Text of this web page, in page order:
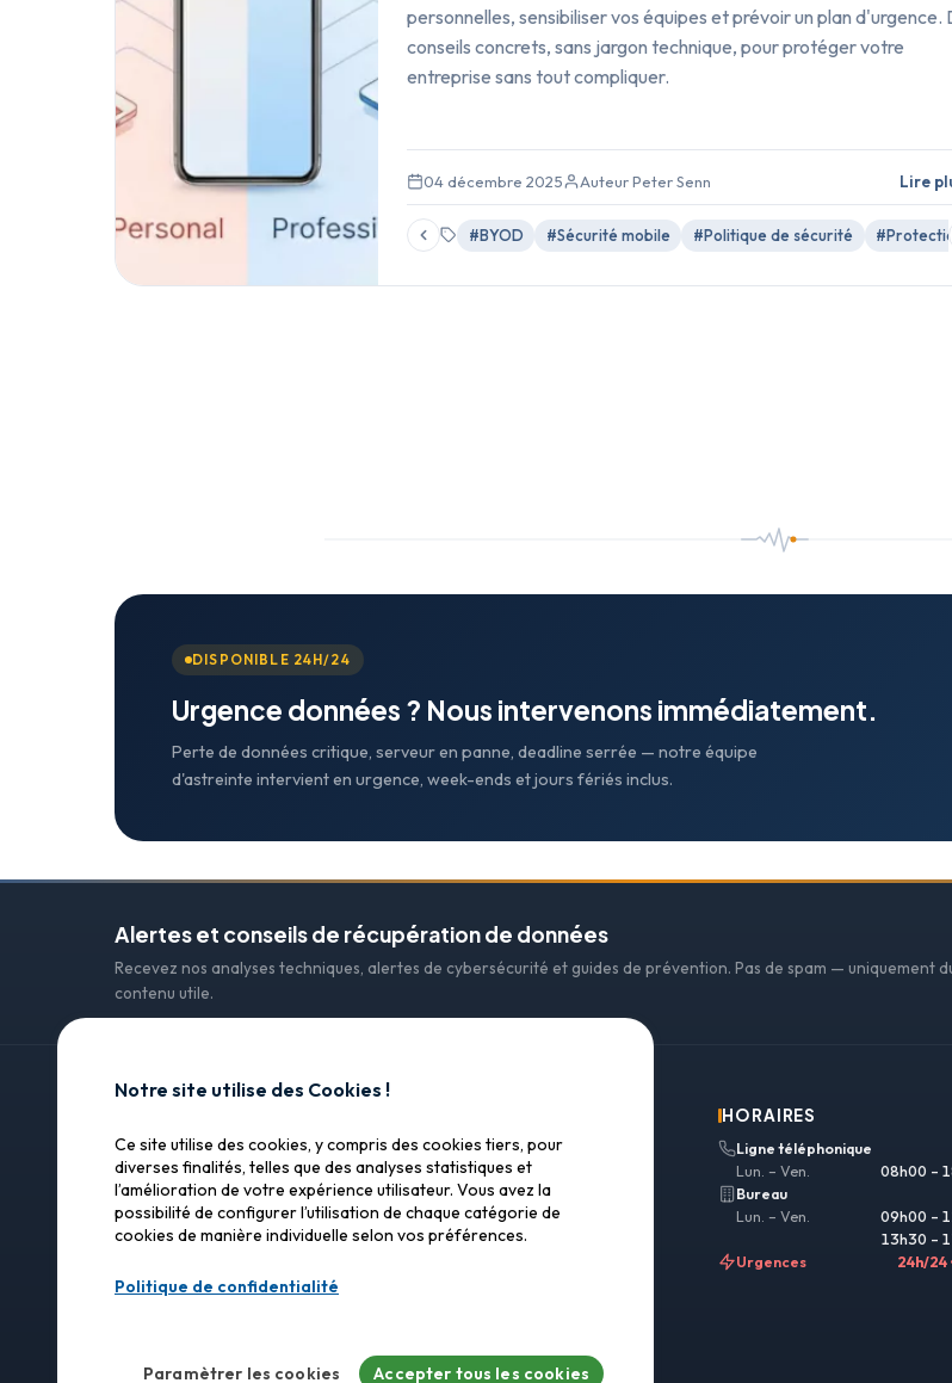
personnelles, sensibiliser vos équipes et prévoir un plan d'urgence.
conseils concrets, sans jargon technique, pour protéger votre
entreprise sans tout compliquer.
04 décembre 2025 Auteur Peter Senn Lire
#BYOD #Sécurité mobile #Politique de sécurité
DISPONIBLE 24H/24
Urgence données ? Nous intervenons immédiatement.
Perte de données critique, serveur en panne, deadline serrée — notre équipe
d'astreinte intervient en urgence, week-ends et jours fériés inclus.
Alertes et conseils de récupération de données
Recevez nos analyses techniques, alertes de cybersécurité et guides de prévention. Pas de spam — uniquement
contenu utile.
SOS Data Recovery
Récupération de données
professionnelle en Suisse.
Confiance, précision, résultats.
SOS Data Recovery
Lagerhausstrasse 25
3232 Ins (Anet)
HORAIRES
Ligne téléphonique
Lun. – Ven.
08h00 –
Bureau
Lun. – Ven.
09h00 –
13h30 –
Urgences
24h/24
Notre site utilise des Cookies !
Ce site utilise des cookies, y compris des cookies tiers, pour
diverses finalités, telles que des analyses statistiques et
l’amélioration de votre expérience utilisateur. Vous avez la
possibilité de configurer l’utilisation de chaque catégorie de
cookies de manière individuelle selon vos préférences.
Politique de confidentialité
Paramètrer les cookies Accepter tous les cookies